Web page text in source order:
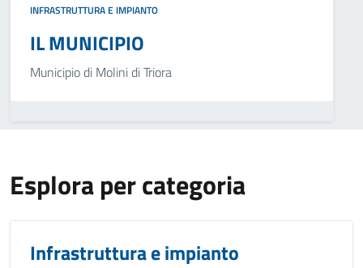
INFRASTRUTTURA E IMPIANTO
IL MUNICIPIO
Municipio di Molini di Triora
Esplora per categoria
Infrastruttura e impianto